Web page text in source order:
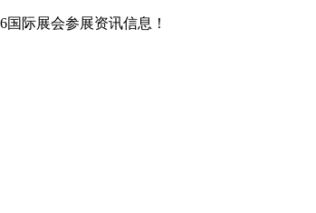
际展会参展资讯信息！